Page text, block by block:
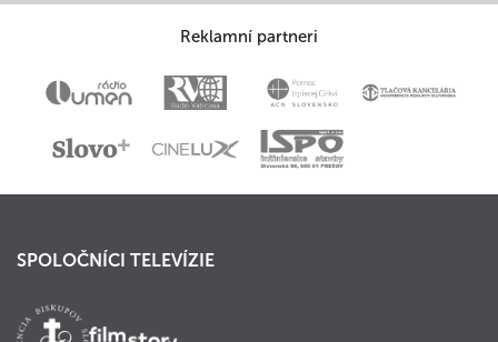
Reklamní partneri
SPOLOČNÍCI TELEVÍZIE